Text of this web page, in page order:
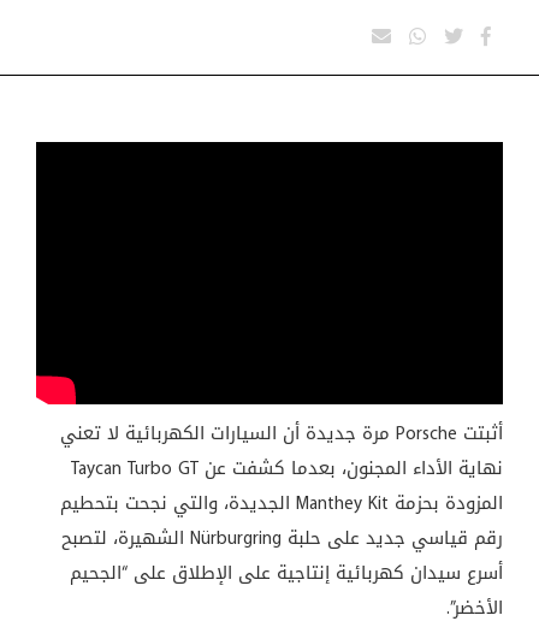
أثبتت Porsche مرة جديدة أن السيارات الكهربائية لا تعني
نهاية الأداء المجنون، بعدما كشفت عن Taycan Turbo GT
المزودة بحزمة Manthey Kit الجديدة، والتي نجحت بتحطيم
رقم قياسي جديد على حلبة Nürburgring الشهيرة، لتصبح
أسرع سيدان كهربائية إنتاجية على الإطلاق على “الجحيم
الأخضر”.